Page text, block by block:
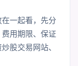
一起看，先分
用期限、保证
股交易网站、